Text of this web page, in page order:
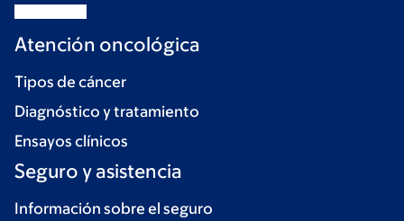
Atención oncológica
Tipos de cáncer
Diagnóstico y tratamiento
Ensayos clínicos
Seguro y asistencia
Información sobre el seguro